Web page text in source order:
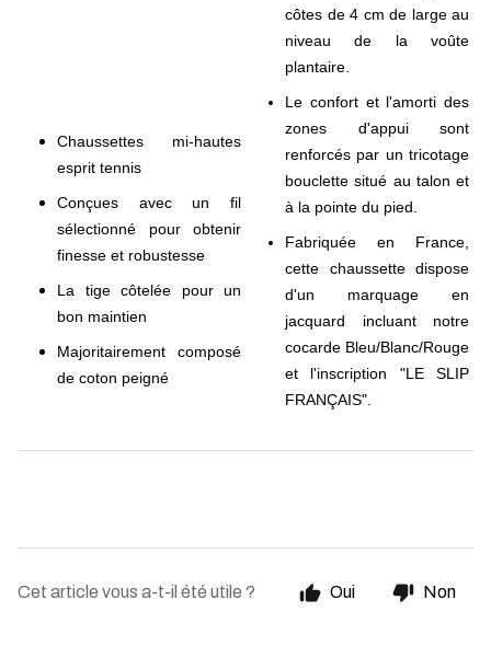
Chaussettes mi-hautes
esprit tennis
Conçues avec un fil
sélectionné pour obtenir
finesse et robustesse
La tige côtelée pour un
bon maintien
Majoritairement composé
de coton peigné
côtes de 4 cm de large au
niveau de la voûte
plantaire.
Le confort et l'amorti des
zones d'appui sont
renforcés par un tricotage
bouclette situé au talon et
à la pointe du pied.
Fabriquée en France,
cette chaussette dispose
d'un marquage en
jacquard incluant notre
cocarde Bleu/Blanc/Rouge
et l'inscription "LE SLIP
FRANÇAIS".
Cet article vous a-t-il été utile ? Oui Non